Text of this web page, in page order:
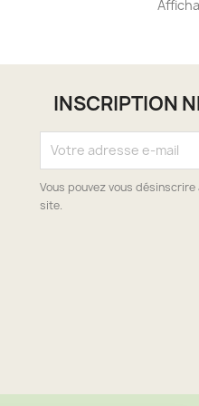
INSCRIPTION
Vous pouvez vous
site.